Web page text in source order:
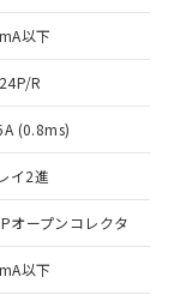
以下
R
(0.8ms)
イ2進
オープンコレクタ
以下